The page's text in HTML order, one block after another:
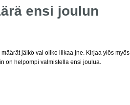
ensi joulun
jäikö vai oliko liikaa jne. Kirjaa ylös myös
on helpompi valmistella ensi joulua.